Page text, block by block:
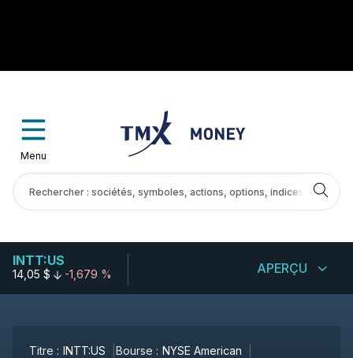
Menu
INTT:US
14,05 $ -1,679 % APERÇU
Titre : INTT:US Bourse : NYSE American